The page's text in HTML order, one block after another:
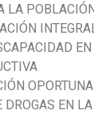
LA
DROGAS EN